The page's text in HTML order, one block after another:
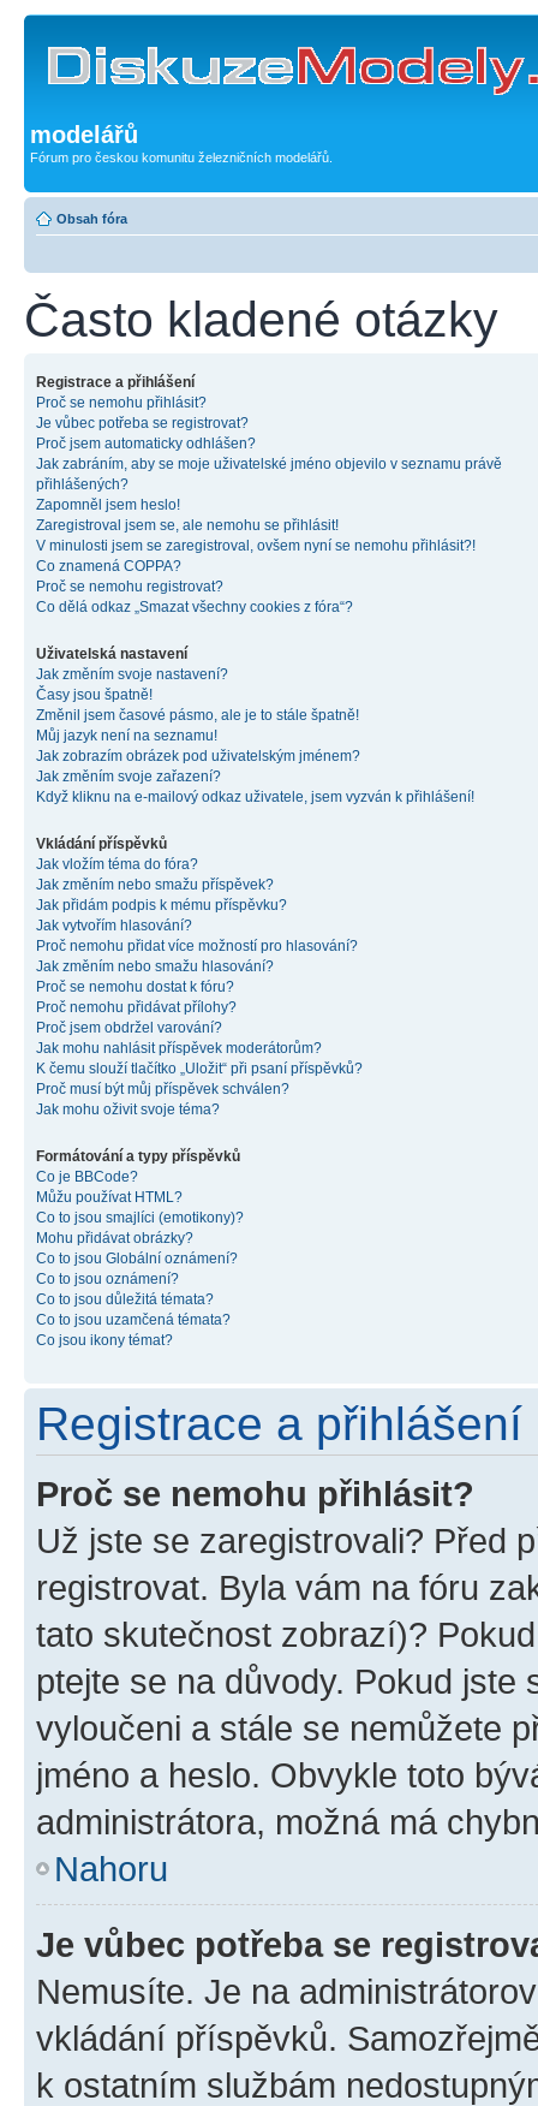
modelářů
Fórum pro českou komunitu železničních modelářů.
Obsah fóra
Často kladené otázky
Registrace a přihlášení
Proč se nemohu přihlásit?
Je vůbec potřeba se registrovat?
Proč jsem automaticky odhlášen?
Jak zabráním, aby se moje uživatelské jméno objevilo v seznamu právě
přihlášených?
Zapomněl jsem heslo!
Zaregistroval jsem se, ale nemohu se přihlásit!
V minulosti jsem se zaregistroval, ovšem nyní se nemohu přihlásit?!
Co znamená COPPA?
Proč se nemohu registrovat?
Co dělá odkaz „Smazat všechny cookies z fóra“?
Uživatelská nastavení
Jak změním svoje nastavení?
Časy jsou špatně!
Změnil jsem časové pásmo, ale je to stále špatně!
Můj jazyk není na seznamu!
Jak zobrazím obrázek pod uživatelským jménem?
Jak změním svoje zařazení?
Když kliknu na e-mailový odkaz uživatele, jsem vyzván k přihlášení!
Vkládání příspěvků
Jak vložím téma do fóra?
Jak změním nebo smažu příspěvek?
Jak přidám podpis k mému příspěvku?
Jak vytvořím hlasování?
Proč nemohu přidat více možností pro hlasování?
Jak změním nebo smažu hlasování?
Proč se nemohu dostat k fóru?
Proč nemohu přidávat přílohy?
Proč jsem obdržel varování?
Jak mohu nahlásit příspěvek moderátorům?
K čemu slouží tlačítko „Uložit“ při psaní příspěvků?
Proč musí být můj příspěvek schválen?
Jak mohu oživit svoje téma?
Formátování a typy příspěvků
Co je BBCode?
Můžu používat HTML?
Co to jsou smajlíci (emotikony)?
Mohu přidávat obrázky?
Co to jsou Globální oznámení?
Co to jsou oznámení?
Co to jsou důležitá témata?
Co to jsou uzamčená témata?
Co jsou ikony témat?
Registrace a přihlášení
Proč se nemohu přihlásit?
Už jste se zaregistrovali? Před
registrovat. Byla vám na fóru
tato skutečnost zobrazí)?
ptejte se na důvody. Pokud jste
vyloučeni a stále se nemůžete
jméno a heslo. Obvykle toto
administrátora, možná má
Nahoru
Je vůbec potřeba se
Nemusíte. Je na
vkládání příspěvků.
k ostatním službám